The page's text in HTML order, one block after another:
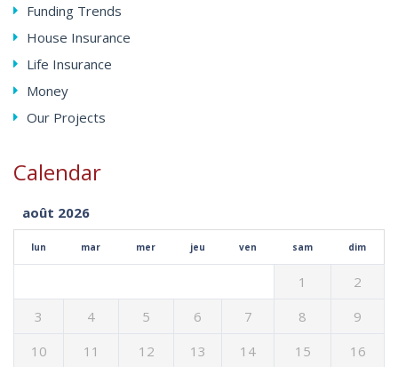
Funding Trends
House Insurance
Life Insurance
Money
Our Projects
Calendar
août 2026
lun mar mer jeu ven sam dim
1
2
3
4 5 6 7 8
9
10
11 12 13 14 15
16